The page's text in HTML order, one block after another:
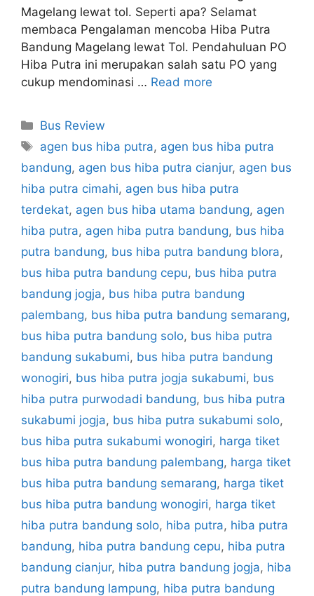
Magelang lewat tol. Seperti apa? Selamat
membaca Pengalaman mencoba Hiba Putra
Bandung Magelang lewat Tol. Pendahuluan PO
Hiba Putra ini merupakan salah satu PO yang
cukup mendominasi … Read more
Categories
Bus Review
Tags
agen bus hiba putra, agen bus hiba putra
bandung, agen bus hiba putra cianjur, agen bus
hiba putra cimahi, agen bus hiba putra
terdekat, agen bus hiba utama bandung, agen
hiba putra, agen hiba putra bandung, bus hiba
putra bandung, bus hiba putra bandung blora,
bus hiba putra bandung cepu, bus hiba putra
bandung jogja, bus hiba putra bandung
palembang, bus hiba putra bandung semarang,
bus hiba putra bandung solo, bus hiba putra
bandung sukabumi, bus hiba putra bandung
wonogiri, bus hiba putra jogja sukabumi, bus
hiba putra purwodadi bandung, bus hiba putra
sukabumi jogja, bus hiba putra sukabumi solo,
bus hiba putra sukabumi wonogiri, harga tiket
bus hiba putra bandung palembang, harga tiket
bus hiba putra bandung semarang, harga tiket
bus hiba putra bandung wonogiri, harga tiket
hiba putra bandung solo, hiba putra, hiba putra
bandung, hiba putra bandung cepu, hiba putra
bandung cianjur, hiba putra bandung jogja, hiba
putra bandung lampung, hiba putra bandung